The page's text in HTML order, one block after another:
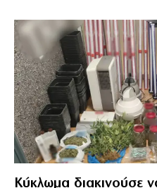
Κύκλωμα διακινούσε